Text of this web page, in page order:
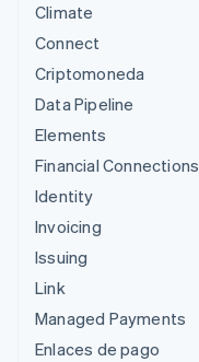
Climate
Connect
Criptomoneda
Data Pipeline
Elements
Financial Connections
Identity
Invoicing
Issuing
Link
Managed Payments
Enlaces de pago